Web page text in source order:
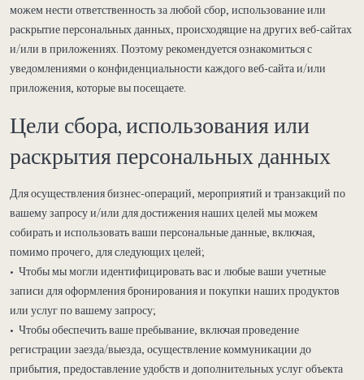
можем нести ответственность за любой сбор, использование или
раскрытие персональных данных, происходящие на других веб-сайтах
и/или в приложениях. Поэтому рекомендуется ознакомиться с
уведомлениями о конфиденциальности каждого веб-сайта и/или
приложения, которые вы посещаете.
Цели сбора, использования или
раскрытия персональных данных
Для осуществления бизнес-операций, мероприятий и транзакций по
вашему запросу и/или для достижения наших целей мы можем
собирать и использовать ваши персональные данные, включая,
помимо прочего, для следующих целей;
• Чтобы мы могли идентифицировать вас и любые ваши учетные
записи для оформления бронирования и покупки наших продуктов
или услуг по вашему запросу;
• Чтобы обеспечить ваше пребывание, включая проведение
регистрации заезда/выезда, осуществление коммуникации до
прибытия, предоставление удобств и дополнительных услуг объекта